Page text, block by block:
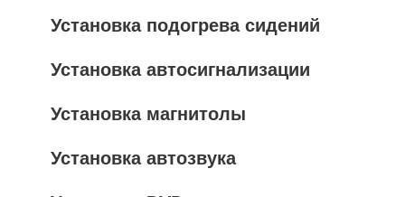
Установка подогрева сидений
Установка автосигнализации
Установка магнитолы
Установка автозвука